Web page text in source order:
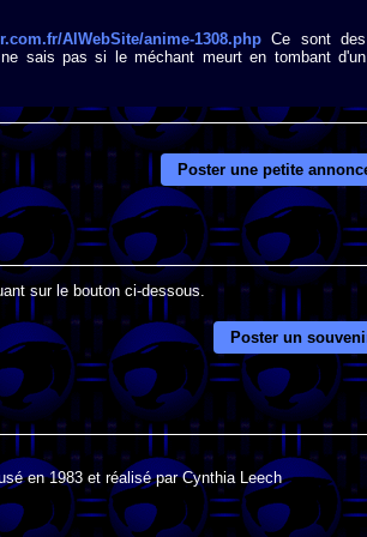
AlWebSite/anime-1308.php Ce sont des
sais pas si le méchant meurt en tombant d'un
Poster une petite
sur le bouton ci-dessous.
Poster un
en 1983 et réalisé par Cynthia Leech